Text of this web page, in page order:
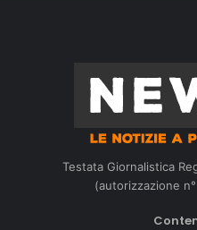
Testata Giornalistica
(autorizzazione